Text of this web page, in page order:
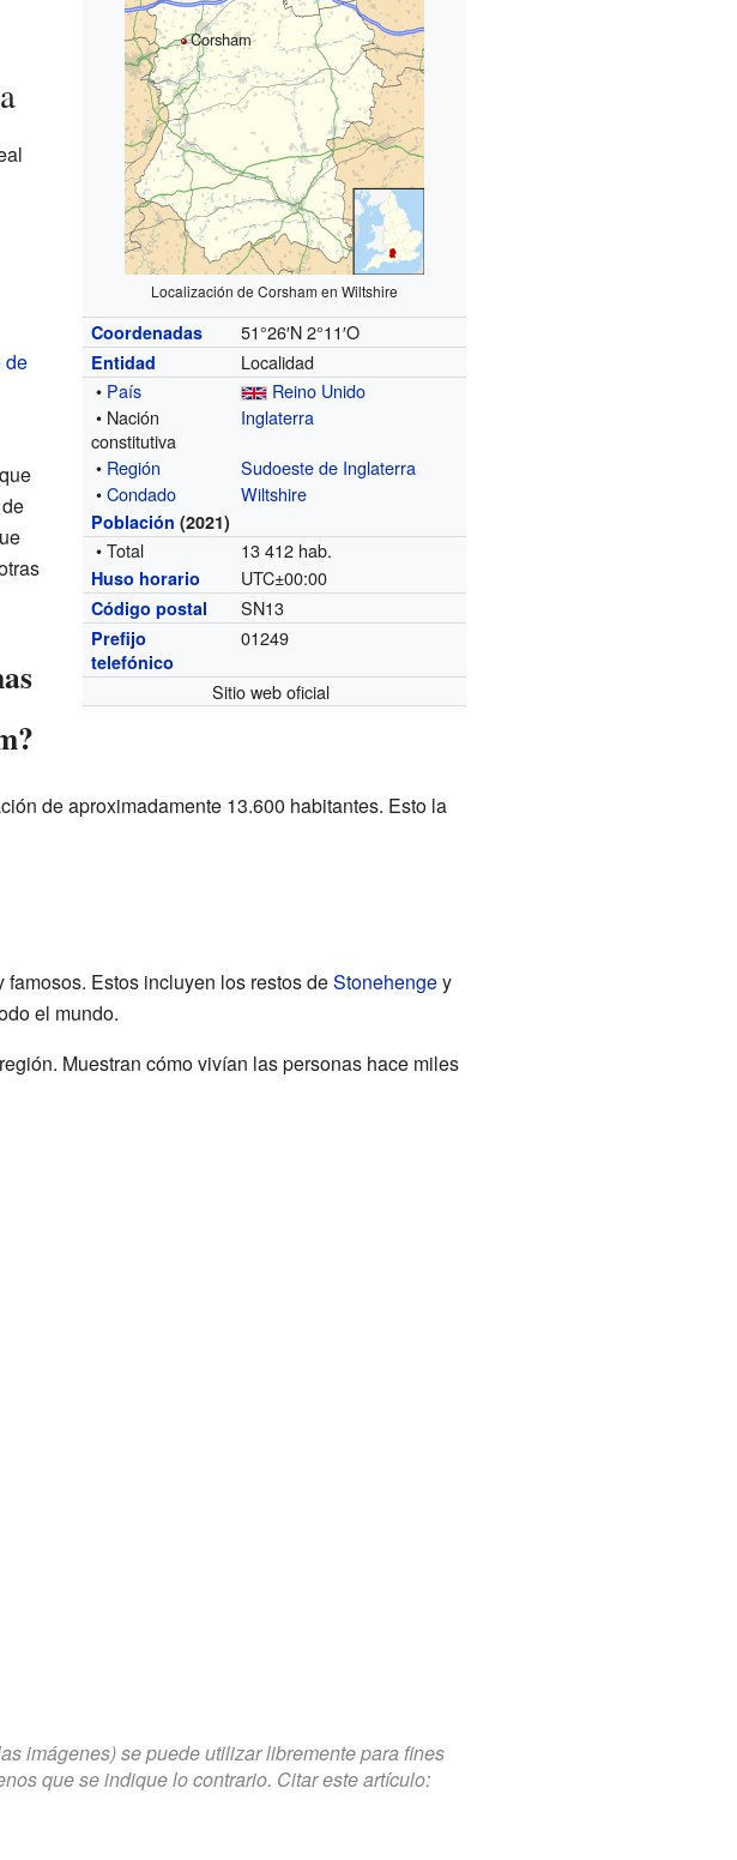
Corsham
Localización de Corsham en Wiltshire
Coordenadas 51°26′N 2°11′O
Entidad
Localidad
• País
Reino Unido
• Nación
constitutiva
Inglaterra
• Región
Sudoeste de Inglaterra
•Condado Wiltshire
Población (2021)
• Total 13 412 hab.
Huso horario UTC±00:00
Código postal SN13
Prefijo
telefónico
01249
Sitio web oficial
de
de aproximadamente 13.600 habitantes. Esto la
Estos incluyen los restos deStonehengey
el mundo.
Muestran cómo vivían las personas hace miles
imágenes) se puede utilizar libremente para fines
que se indique lo contrario. Citar este artículo: